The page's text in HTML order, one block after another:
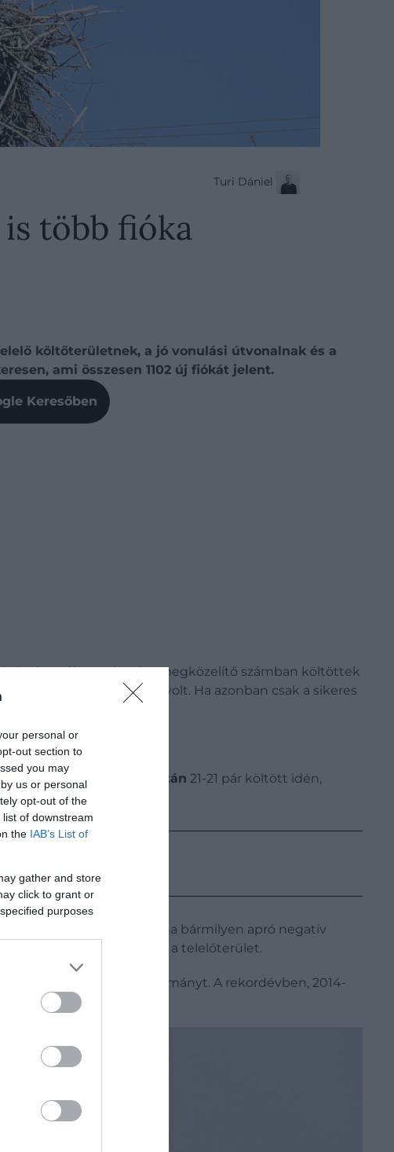
personal or
out section to
you may
us or personal
opt-out of the
of downstream
the IAB’s List of
gather and store
click to grant or
purposes
Turi Dániel
több fióka
költőterületnek, a jó vonulási útvonalnak és a
ami összesen 1102 új fiókát jelent.
Keresőben
ben újra a rekordot megközelítő számban költöttek
páronként 3,01 volt. Ha azonban csak a sikeres
Eleken és Kétegyházán 21-21 pár költött idén,
folyamatról van szó – ha bármilyen apró negatív
a vonulási útvonal és a telelőterület.
az akkori állományt. A rekordévben, 2014-